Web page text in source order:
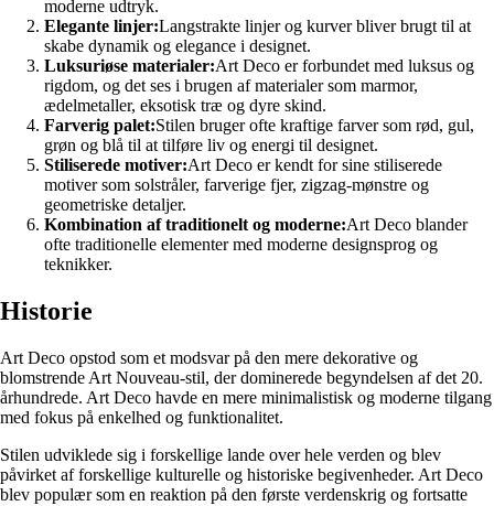
moderne udtryk.
Elegante linjer:Langstrakte linjer og kurver bliver brugt til at
skabe dynamik og elegance i designet.
Luksuriøse materialer:Art Deco er forbundet med luksus og
rigdom, og det ses i brugen af materialer som marmor,
ædelmetaller, eksotisk træ og dyre skind.
Farverig palet:Stilen bruger ofte kraftige farver som rød, gul,
grøn og blå til at tilføre liv og energi til designet.
Stiliserede motiver:Art Deco er kendt for sine stiliserede
motiver som solstråler, farverige fjer, zigzag-mønstre og
geometriske detaljer.
Kombination af traditionelt og moderne:Art Deco blander
ofte traditionelle elementer med moderne designsprog og
teknikker.
Historie
Art Deco opstod som et modsvar på den mere dekorative og
blomstrende Art Nouveau-stil, der dominerede begyndelsen af det 20.
århundrede. Art Deco havde en mere minimalistisk og moderne tilgang
med fokus på enkelhed og funktionalitet.
Stilen udviklede sig i forskellige lande over hele verden og blev
påvirket af forskellige kulturelle og historiske begivenheder. Art Deco
blev populær som en reaktion på den første verdenskrig og fortsatte